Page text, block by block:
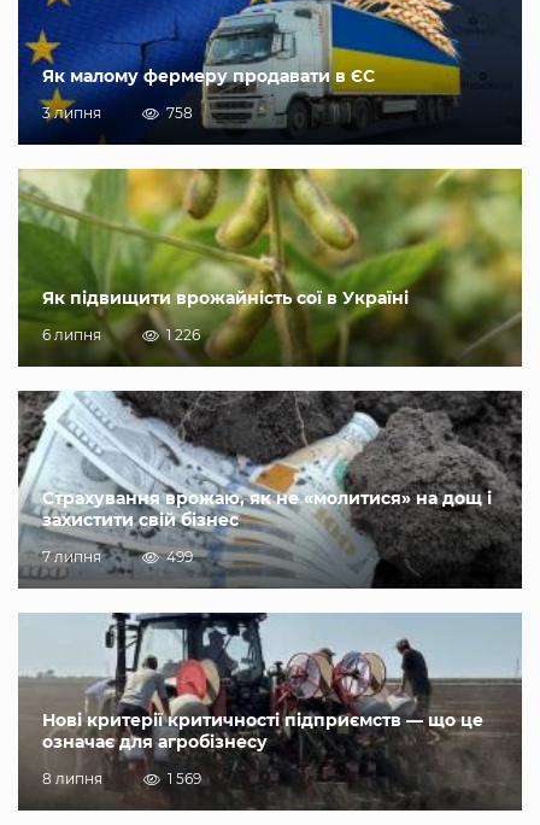
Як малому фермеру продавати в ЄС
3 липня 758
Як підвищити врожайність сої в Україні
6 липня 1 226
Страхування врожаю, як не «молитися» на дощ і
захистити свій бізнес
7 липня 499
Нові критерії критичності підприємств — що це
означає для агробізнесу
8 липня 1 569